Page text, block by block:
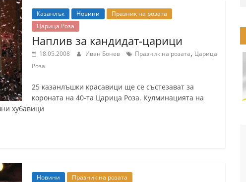
Казанлък Новини
Празник на розата
Царица Роза
Наплив за кандидат-царици
18.05.2008 Иван Бонев Празник на розата, Царица
Роза
25 казанлъшки красавици ще се състезават за
короната на 40-та Царица Роза. Кулминацията на
хубавици
Новини Празник на розата